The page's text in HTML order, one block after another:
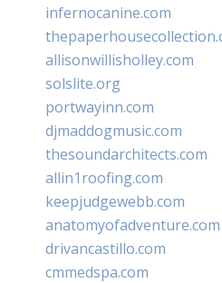
infernocanine.com
allisonwillisholley.com
solslite.org
portwayinn.com
djmaddogmusic.com
thesoundarchitects.com
allin1roofing.com
keepjudgewebb.com
anatomyofadventure.com
drivancastillo.com
cmmedspa.com